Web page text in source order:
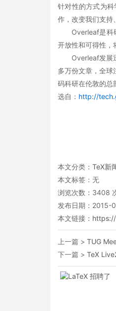
针对性的方式为
作，改变我们支持
Overleaf是科研
开放性和可得性，
Overleaf发展迅
多万份文章，全
码科研在伦敦的总
选自： http://
本文分类： TeX新
本文标签：无
浏览次数： 3408
发布日期：2015-
本文链接：
上一篇 > TUG
下一篇 > TeX